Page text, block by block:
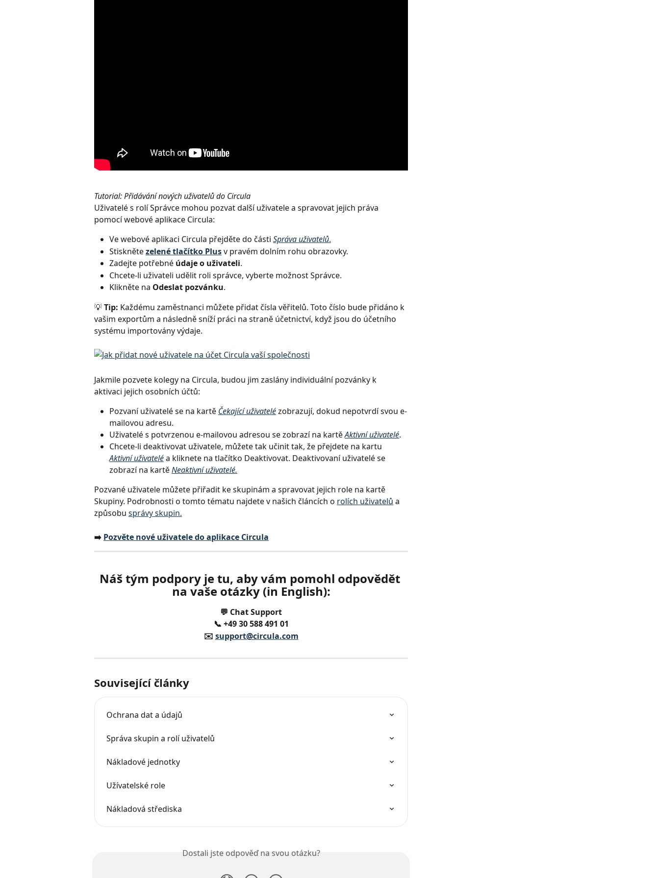
Tutorial: Přidávání nových uživatelů do Circula
Uživatelé s rolí Správce mohou pozvat další uživatele a spravovat jejich práva
pomocí webové aplikace Circula:
Ve webové aplikaci Circula přejděte do části Správa uživatelů.
Stiskněte zelené tlačítko Plusv pravém dolním rohu obrazovky.
Zadejte potřebné údaje o uživateli.
Chcete-li uživateli udělit roli správce, vyberte možnost Správce.
Klikněte na Odeslat pozvánku.
💡 Tip: Každému zaměstnanci můžete přidat čísla věřitelů. Toto číslo bude přidáno k
vašim exportům a následně sníží práci na straně účetnictví, když jsou do účetního
systému importovány výdaje.
Jakmile pozvete kolegy na Circula, budou jim zaslány individuální pozvánky k
aktivaci jejich osobních účtů:
Pozvaní uživatelé se na kartě Čekající uživatelézobrazují, dokud nepotvrdí svou e-
mailovou adresu.
Uživatelé s potvrzenou e-mailovou adresou se zobrazí na kartě Aktivní uživatelé.
Chcete-li deaktivovat uživatele, můžete tak učinit tak, že přejdete na kartu
Aktivní uživatelé a kliknete na tlačítko Deaktivovat. Deaktivovaní uživatelé se
zobrazí na kartě Neaktivní uživatelé.
Pozvané uživatele můžete přiřadit ke skupinám a spravovat jejich role na kartě
Skupiny. Podrobnosti o tomto tématu najdete v našich článcích o rolích uživatelů a
způsobu správy skupin.
➡️ Pozvěte nové uživatele do aplikace Circula
Náš tým podpory je tu, aby vám pomohl odpovědět
na vaše otázky (in English):
💬 Chat Support
📞 +49 30 588 491 01
✉️ support@circula.com
Související články
Ochrana dat a údajů
Správa skupin a rolí uživatelů
Nákladové jednotky
Užívatelské role
Nákladová střediska
Dostali jste odpověď na svou otázku?